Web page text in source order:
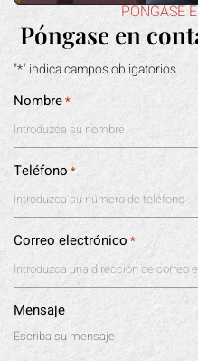
PÓNGASE
Póngase en
"*" indica campos obligatorios
Nombre*
Teléfono *
Correo electrónico *
Mensaje